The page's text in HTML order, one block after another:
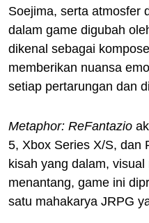
Soejima, serta atmosfer
dalam game digubah
dikenal sebagai
memberikan nuansa
setiap pertarungan dan
Metaphor: ReFantazio
5, Xbox Series X/S, dan
kisah yang dalam,
menantang, game ini
satu mahakarya JRPG